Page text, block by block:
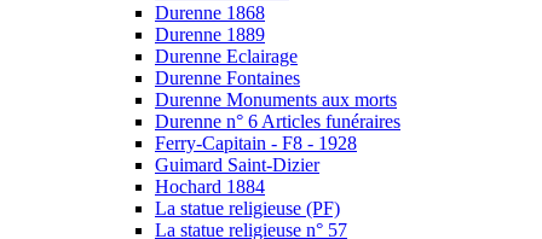
Durenne 1868
Durenne 1889
Durenne Eclairage
Durenne Fontaines
Durenne Monuments aux morts
Durenne n° 6 Articles funéraires
Ferry-Capitain - F8 - 1928
Guimard Saint-Dizier
Hochard 1884
La statue religieuse (PF)
La statue religieuse n° 57